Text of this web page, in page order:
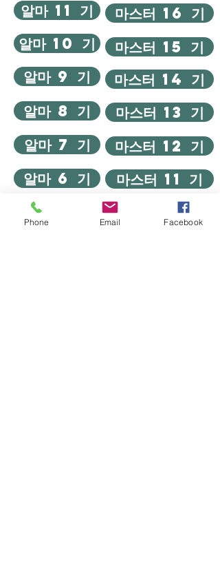
알마 11 기
알마 10 기
알마 9 기
알마 8 기
알마 7 기
알마 6 기
알마 5 기
마스터 16 기
마스터 15 기
마스터 14 기
마스터 13 기
마스터 12 기
마스터 11 기
마스터 10 기
Phone Email Facebook